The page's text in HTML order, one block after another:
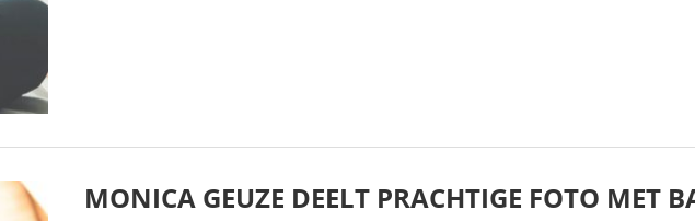
MONICA GEUZE DEELT PRACHTIGE FOTO MET